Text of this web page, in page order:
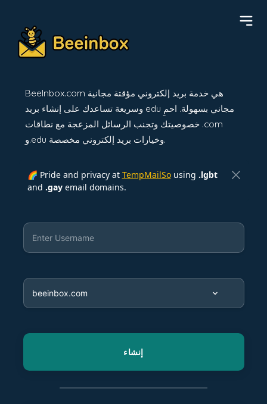
BeeInbox.com هي خدمة بريد إلكتروني مؤقتة مجانية
وسريعة تساعدك على إنشاء بريد edu مجاني بسهولة. احمِ
خصوصيتك وتجنب الرسائل المزعجة مع نطاقات .com
و.edu وخيارات بريد إلكتروني مخصصة.
🌈 Pride and privacy at TempMailSousing .lgbt
and .gayemail domains.